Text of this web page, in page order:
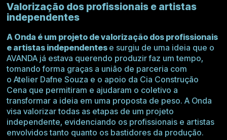
Valorização dos profissionais e artistas
independentes
A Onda é um projeto de valorização dos profissionais
e artistas independentes e surgiu de uma ideia que o
AVANDA já estava querendo produzir faz um tempo,
tomando forma graças a união de parceria com
oAtelier Dafne Souza e o apoio da Cia Construção
Cena que permitiram e ajudaram o coletivo a
transformar a ideia em uma proposta de peso. A Onda
visa valorizar todas as etapas de um projeto
independente, evidenciando os profissionais e artistas
envolvidos tanto quanto os bastidores da produção.